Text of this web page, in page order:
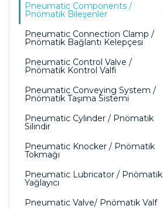
Pneumatic Components /
Pnömatik Bileşenler
Pneumatic Connection Clamp /
Pnömatik Bağlantı Kelepçesi
Pneumatic Control Valve /
Pnömatik Kontrol Valfi
Pneumatic Conveying System /
Pnömatik Taşıma Sistemi
Pneumatic Cylinder / Pnömatik
Silindir
Pneumatic Knocker / Pnömatik
Tokmağı
Pneumatic Lubricator / Pnömatik
Yağlayıcı
Pneumatic Valve/ Pnömatik Valf